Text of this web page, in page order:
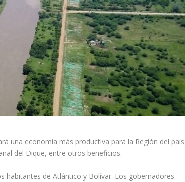
una economía más productiva para la Región del país
del Dique, entre otros beneficios.
habitantes de Atlántico y Bolívar. Los gobernadores